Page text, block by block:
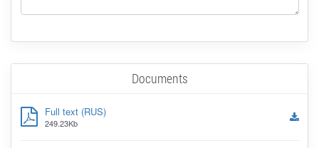
Documents
Full text (RUS)
249.23Kb